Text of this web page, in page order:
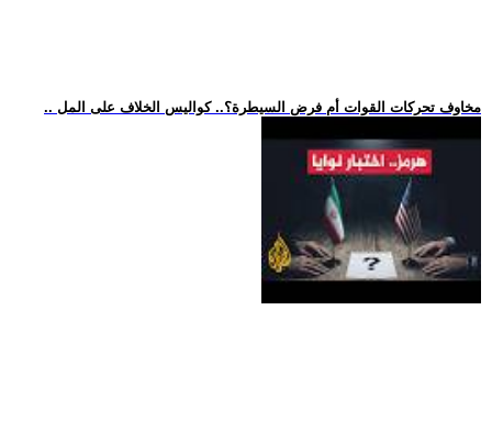
.. مخاوف تحركات القوات أم فرض السيطرة؟.. كواليس الخلاف على المل